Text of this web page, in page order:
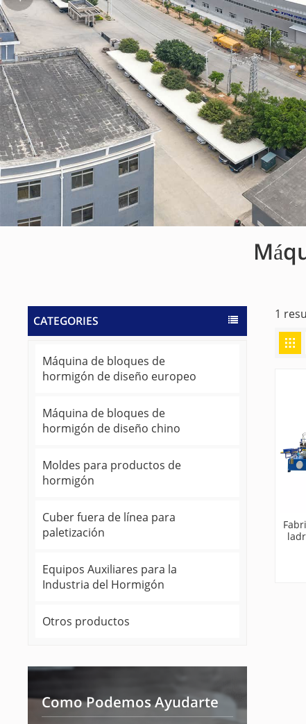
CATEGORIES
Máquina de bloques de
hormigón de diseño europeo
Máquina de bloques de
hormigón de diseño chino
Moldes para productos de
hormigón
Cuber fuera de línea para
paletización
Equipos Auxiliares para la
Industria del Hormigón
Otros productos
Como Podemos Ayudarte
1